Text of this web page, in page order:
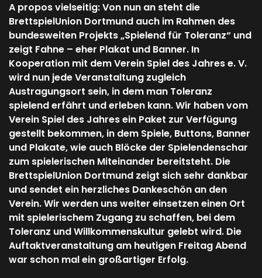
A propos vielseitig: Von nun an steht die
BrettspielUnion Dortmund auch im Rahmen des
bundesweiten Projekts „Spielend für Toleranz“ und
zeigt Fahne – eher Plakat und Banner. In
Kooperation mit dem Verein Spiel des Jahres e. V.
wird nun jede Veranstaltung zugleich
Austragungsort sein, in dem man Toleranz
spielend erfährt und erleben kann. Wir haben vom
Verein Spiel des Jahres ein Paket zur Verfügung
gestellt bekommen, in dem Spiele, Buttons, Banner
und Plakate, wie auch Blöcke der Spielendenschar
zum spielerischen Miteinander bereitsteht. Die
BrettspielUnion Dortmund zeigt sich sehr dankbar
und sendet ein herzliches Dankeschön an den
Verein. Wir werden uns weiter einsetzen einen Ort
mit spielerischem Zugang zu schaffen, bei dem
Toleranz und Willkommenskultur gelebt wird. Die
Auftaktveranstaltung am heutigen Freitag Abend
war schon mal ein großartiger Erfolg.